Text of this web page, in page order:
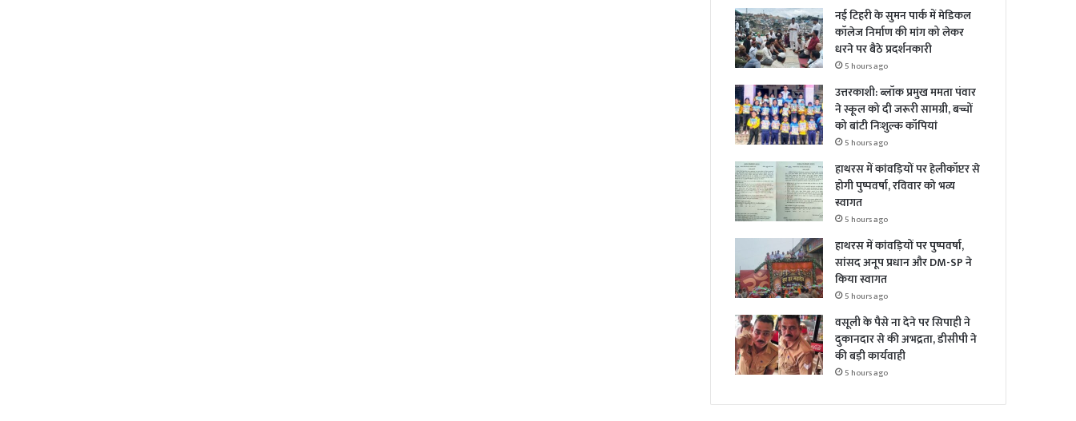
नई टिहरी के सुमन पार्क में मेडिकल
कॉलेज निर्माण की मांग को लेकर
धरने पर बैठे प्रदर्शनकारी
5 hours ago
उत्तरकाशी: ब्लॉक प्रमुख ममता पंवार
ने स्कूल को दी जरूरी सामग्री, बच्चों
को बांटी निःशुल्क कॉपियां
5 hours ago
हाथरस में कांवड़ियों पर हेलीकॉप्टर से
होगी पुष्पवर्षा, रविवार को भव्य
स्वागत
5 hours ago
हाथरस में कांवड़ियों पर पुष्पवर्षा,
सांसद अनूप प्रधान और DM-SP ने
किया स्वागत
5 hours ago
वसूली के पैसे ना देने पर सिपाही ने
दुकानदार से की अभद्रता, डीसीपी ने
की बड़ी कार्यवाही
5 hours ago